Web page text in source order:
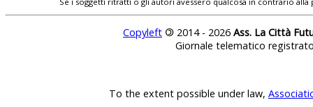
Copyleft © 2014 - 2026 Ass. La Città
Giornale telematico
To the extent possible under law,